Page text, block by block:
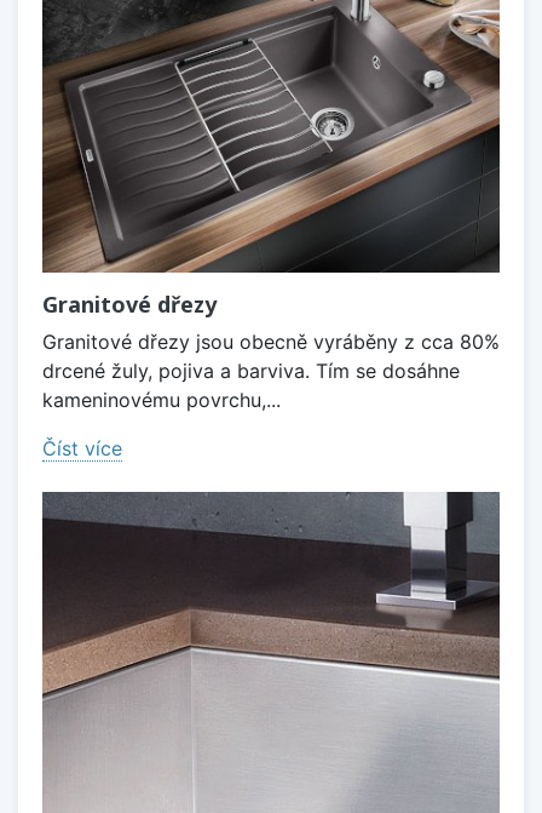
Granitové dřezy
Granitové dřezy jsou obecně vyráběny z cca 80%
drcené žuly, pojiva a barviva. Tím se dosáhne
kameninovému povrchu,...
Číst více